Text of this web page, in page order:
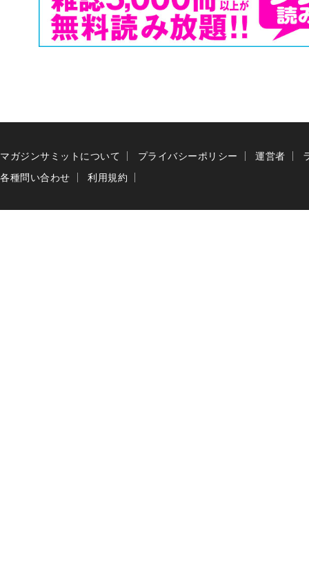
マガジンサミットについて プライバシーポリシー 運営者
各種問い合わせ
利用規約